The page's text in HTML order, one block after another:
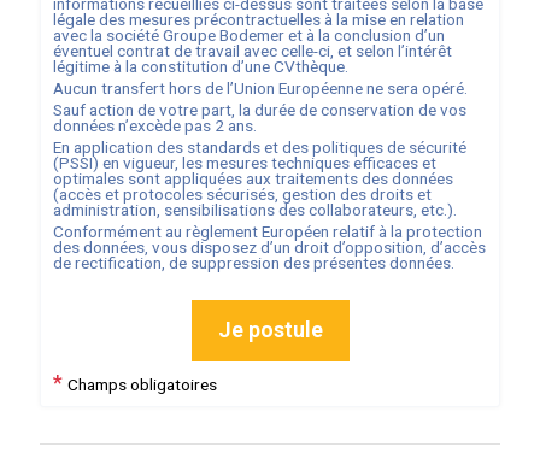
légale des mesures précontractuelles à la mise en relation
avec la sociétéGroupe Bodemeret à la conclusion d’un
éventuel contrat de travail avec celle-ci, et selon l’intérêt
légitime à la constitution d’une CVthèque.
Aucun transfert hors de l’Union Européenne ne sera opéré.
Sauf action de votre part, la durée de conservation de vos
données n’excède pas 2 ans.
En application des standards et des politiques de sécurité
(PSSI) en vigueur, les mesures techniques efficaces et
optimales sont appliquées aux traitements des données
(accès et protocoles sécurisés, gestion des droits et
administration, sensibilisations des collaborateurs, etc.).
Conformément au règlement Européen relatif à la protection
des données, vous disposez d’un droit d’opposition, d’accès
de rectification, de suppression des présentes données.
Je postule
* Champs obligatoires